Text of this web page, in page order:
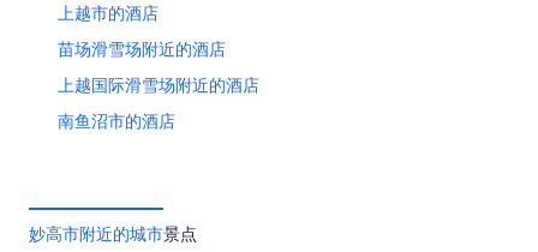
上越市的酒店
苗场滑雪场附近的酒店
上越国际滑雪场附近的酒店
南鱼沼市的酒店
舞子的酒店
妙高市附近的城市景点